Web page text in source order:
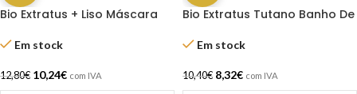
Bio Extratus + Liso Máscara
Em stock
12,80€ 10,24€ com IVA
Bio Extratus Tutano Banho De
Em stock
10,40€ 8,32€ com IVA